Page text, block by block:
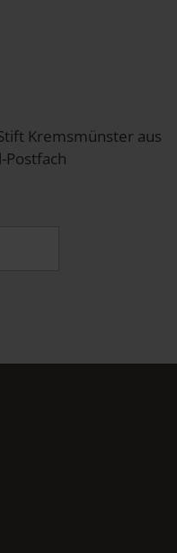
Kremsmünster aus
Postfach